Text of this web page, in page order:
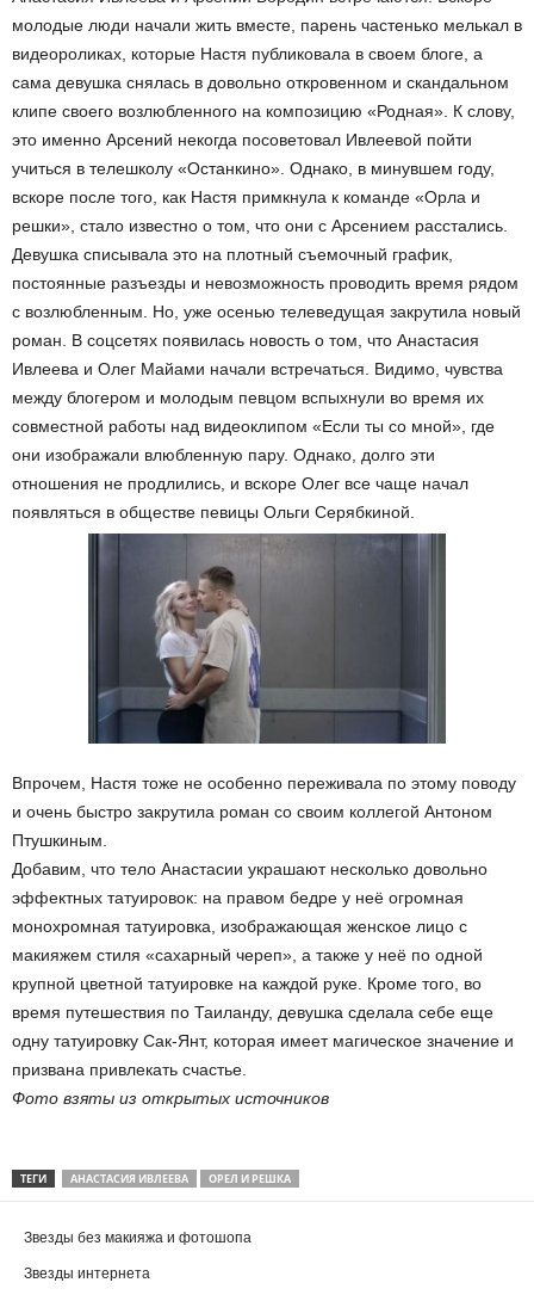
молодые люди начали жить вместе, парень частенько мелькал в
видеороликах, которые Настя публиковала в своем блоге, а
сама девушка снялась в довольно откровенном и скандальном
клипе своего возлюбленного на композицию «Родная». К слову,
это именно Арсений некогда посоветовал Ивлеевой пойти
учиться в телешколу «Останкино». Однако, в минувшем году,
вскоре после того, как Настя примкнула к команде «Орла и
решки», стало известно о том, что они с Арсением расстались.
Девушка списывала это на плотный съемочный график,
постоянные разъезды и невозможность проводить время рядом
с возлюбленным. Но, уже осенью телеведущая закрутила новый
роман. В соцсетях появилась новость о том, что Анастасия
Ивлеева и Олег Майами начали встречаться. Видимо, чувства
между блогером и молодым певцом вспыхнули во время их
совместной работы над видеоклипом «Если ты со мной», где
они изображали влюбленную пару. Однако, долго эти
отношения не продлились, и вскоре Олег все чаще начал
появляться в обществе певицы Ольги Серябкиной.
Впрочем, Настя тоже не особенно переживала по этому поводу
и очень быстро закрутила роман со своим коллегой Антоном
Птушкиным.
Добавим, что тело Анастасии украшают несколько довольно
эффектных татуировок: на правом бедре у неё огромная
монохромная татуировка, изображающая женское лицо с
макияжем стиля «сахарный череп», а также у неё по одной
крупной цветной татуировке на каждой руке. Кроме того, во
время путешествия по Таиланду, девушка сделала себе еще
одну татуировку Сак-Янт, которая имеет магическое значение и
призвана привлекать счастье.
Фото взяты из открытых источников
ТЕГИ АНАСТАСИЯ ИВЛЕЕВА ОРЕЛ И РЕШКА
Звезды без макияжа и фотошопа
Звезды интернета